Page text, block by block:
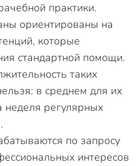
практики.
ориентированы на
которые
стандартной помощи.
таких
в среднем для их
неделя регулярных
по запросу
интересов